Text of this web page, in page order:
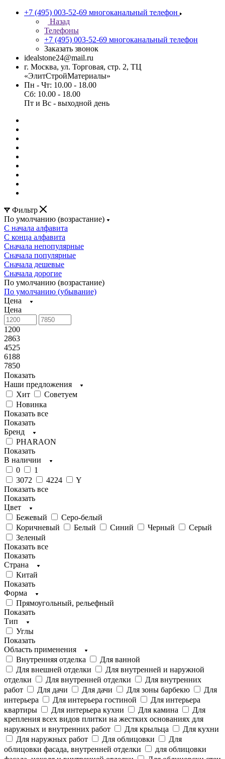
+7 (495) 003-52-69 многоканальный телефон
Назад
Телефоны
+7 (495) 003-52-69 многоканальный телефон
Заказать звонок
idealstone24@mail.ru
г. Москва, ул. Торговая, стр. 2, ТЦ
«ЭлитСтройМатериалы»
Пн - Чт: 10.00 - 18.00
Сб: 10.00 - 18.00
Пт и Вс - выходной день
Фильтр
По умолчанию (возрастание)
С начала алфавита
С конца алфавита
Сначала непопулярные
Сначала популярные
Сначала дешевые
Сначала дорогие
По умолчанию (возрастание)
По умолчанию (убывание)
Цена
Цена
1200
2863
4525
6188
7850
Показать
Наши предложения
Хит
Советуем
Новинка
Показать все
Показать
Бренд
PHARAON
Показать
В наличии
0
1
3072
4224
Y
Показать все
Показать
Цвет
Бежевый
Серо-белый
Коричневый
Белый Синий Черный
Серый
Зеленый
Показать все
Показать
Страна
Китай
Показать
Форма
Прямоугольный, рельефный
Показать
Тип
Углы
Показать
Область применения
Внутренняя отделка
Для ванной
Для внешней отделки
Для внутренней и наружной
отделки
Для внутренней отделки
Для внутренних
работ
Для дачи Для дачи Для зоны барбекю
Для
интерьера
Для интерьера гостиной
Для интерьера
квартиры
Для интерьера кухни Для камина
Для
крепления всех видов плитки на жестких основаниях для
наружных и внутренних работ
Для крыльца
Для кухни
Для наружных работ
Для облицовки
Для
облицовки фасада, внутренней отделки
для облицовки